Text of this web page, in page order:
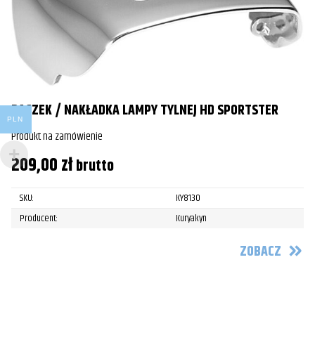
DASZEK / NAKŁADKA LAMPY TYLNEJ HD SPORTSTER
Produkt na zamówienie
209,00złbrutto
SKU:
KY8130
Producent:
Kuryakyn
ZOBACZ
PLN